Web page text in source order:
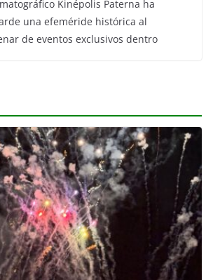
Kinépolis Paterna ha
una efeméride histórica al
de eventos exclusivos dentro